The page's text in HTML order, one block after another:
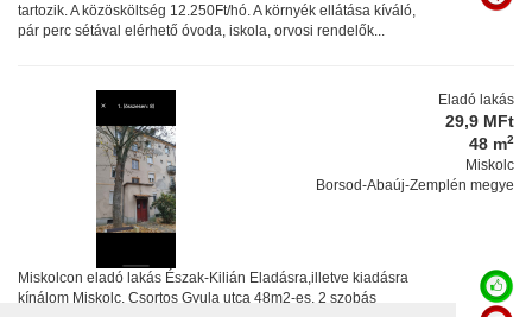
tartozik. A közösköltség 12.250Ft/hó. A környék ellátása kíváló,
pár perc sétával elérhető óvoda, iskola, orvosi rendelők...
Eladó lakás
29,9 MFt
48 m2
Miskolc
Borsod-Abaúj-Zemplén megye
Miskolcon eladó lakás Észak-Kilián Eladásra,illetve kiadásra
kínálom Miskolc, Csortos Gyula utca 48m2-es, 2 szobás